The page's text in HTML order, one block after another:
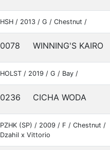
HSH / 2013 / G / Chestnut /
0078 WINNING'S KAIRO
HOLST / 2019 / G / Bay /
0236 CICHA WODA
PZHK (SP) / 2009 / F / Chestnut /
Dzahil x Vittorio